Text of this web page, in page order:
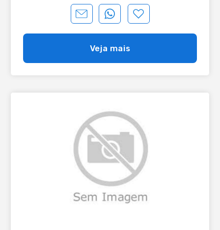
Calefação; - Espera para Lareira; - Espera para Split; -
Lavabo; - Rebaixo em Gesso; - Semi Mobiliado; - Piso
Laminado. Venha se encantar, agende sua visita!
Veja mais